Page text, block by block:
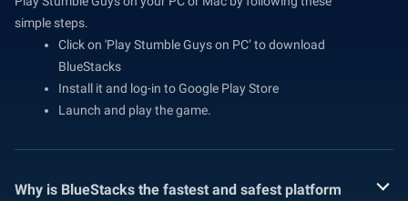
simple steps.
Click on 'Play Stumble Guys on PC’ to download
BlueStacks
Install it and log-in to Google Play Store
Launch and play the game.
Why is BlueStacks the fastest and safest platform